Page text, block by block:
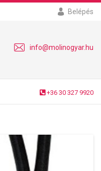
Belépés
info@molinogyar.hu
+36 30 327 9920